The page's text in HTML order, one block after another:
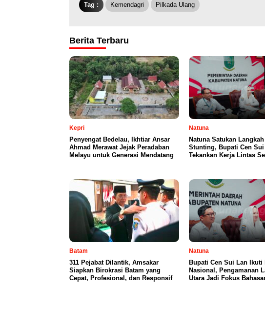
Tag : Kemendagri Pilkada Ulang
Berita Terbaru
Kepri
Penyengat Bedelau, Ikhtiar Ansar
Ahmad Merawat Jejak Peradaban
Melayu untuk Generasi Mendatang
Natuna
Natuna Satukan
Stunting, Bupati Cen
Tekankan Kerja Lintas
Batam
311 Pejabat Dilantik, Amsakar
Siapkan Birokrasi Batam yang
Cepat, Profesional, dan Responsif
Natuna
Bupati Cen Sui Lan Ikuti
Nasional, Pengamanan
Utara Jadi Fokus